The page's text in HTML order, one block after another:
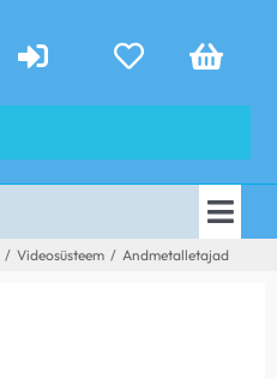
/ Videosüsteem / Andmetalletajad